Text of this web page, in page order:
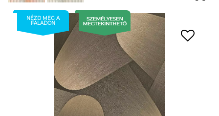
NÉZD MEG A
FALADON